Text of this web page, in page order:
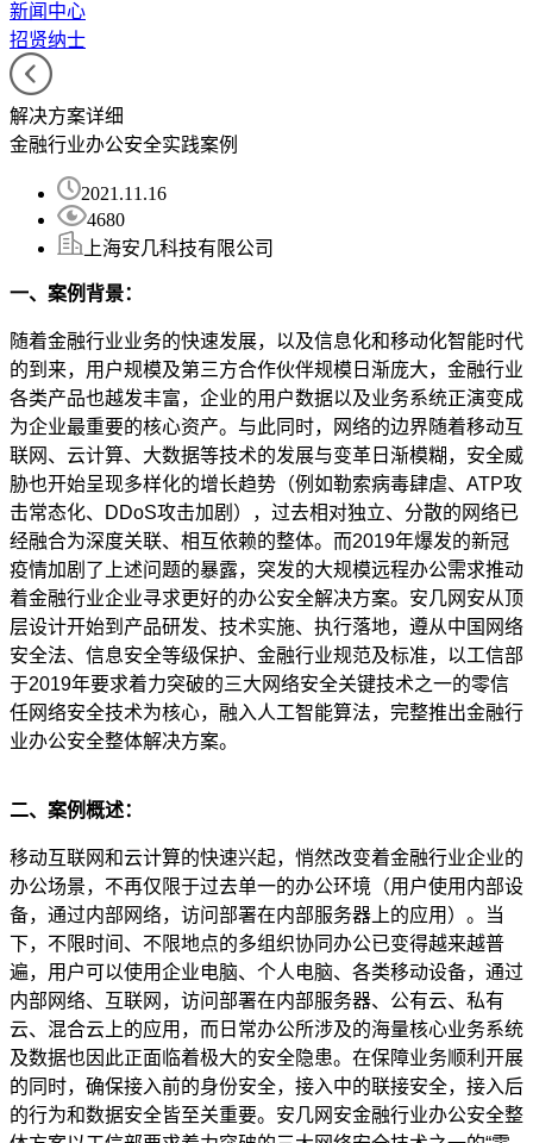
新闻中心
招贤纳士
解决方案详细
金融行业办公安全实践案例
2021.11.16
4680
上海安几科技有限公司
一、案例背景：
随着金融行业业务的快速发展，以及信息化和移动化智能时代
的到来，用户规模及第三方合作伙伴规模日渐庞大，金融行业
各类产品也越发丰富，企业的用户数据以及业务系统正演变成
为企业最重要的核心资产。与此同时，网络的边界随着移动互
联网、云计算、大数据等技术的发展与变革日渐模糊，安全威
胁也开始呈现多样化的增长趋势（例如勒索病毒肆虐、ATP攻
击常态化、
DDoS攻击加剧），过去相对独立、分散的网络已
经融合为深度关联、相互依赖的整体。而2019年爆发的新冠
疫情加剧了上述问题的暴露，突发的大规模远程办公需求推动
着金融行业企业寻求更好的办公安全解决方案。安几网安从顶
层设计开始到产品研发、技术实施、执行落地，遵从中国网络
安全法、信息安全等级保护、金融行业规范及标准，以工信部
于2019年要求着力突破的三大网络安全关键技术之一的零信
任网络安全技术为核心，融入人工智能算法，完整推出金融行
业办公安全整体解决方案。
二、案例概述：
移动互联网和云计算的快速兴起，悄然改变着金融行业企业的
办公场景，不再仅限于过去单一的办公环境（用户使用内部设
备，通过内部网络，访问部署在内部服务器上的应用）。当
下，不限时间、不限地点的多组织协同办公已变得越来越普
遍，用户可以使用企业电脑、个人电脑、各类移动设备，通过
内部网络、互联网，访问部署在内部服务器、公有云、私有
云、混合云上的应用，而日常办公所涉及的海量核心业务系统
及数据也因此正面临着极大的安全隐患。在保障业务顺利开展
的同时，确保接入前的身份安全，接入中的联接安全，接入后
的行为和数据安全皆至关重要。安几网安金融行业办公安全整